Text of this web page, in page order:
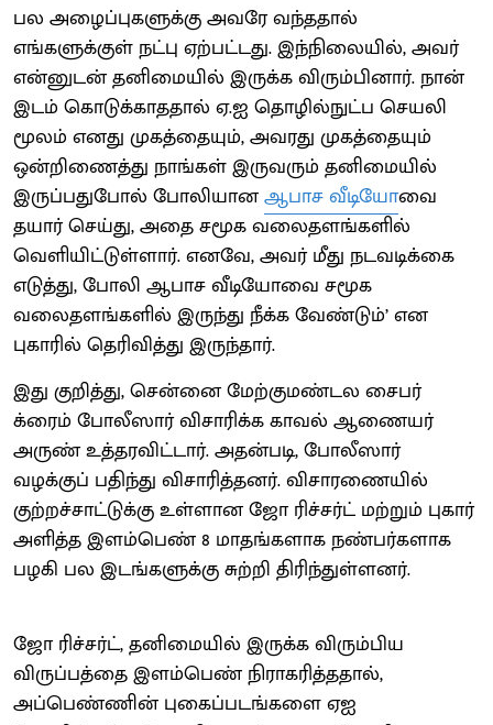
பல அழைப்புகளுக்கு அவரே வந்ததால்
எங்களுக்குள் நட்பு ஏற்பட்டது. இந்நிலையில், அவர்
என்னுடன் தனிமையில் இருக்க விரும்பினார். நான்
இடம் கொடுக்காததால் ஏ.ஐ தொழில்நுட்ப செயலி
மூலம் எனது முகத்தையும், அவரது முகத்தையும்
ஒன்றிணைத்து நாங்கள் இருவரும் தனிமையில்
இருப்பதுபோல் போலியானஆபாச வீடியோவை
தயார் செய்து, அதை சமூக வலைதளங்களில்
வெளியிட்டுள்ளார். எனவே, அவர் மீது நடவடிக்கை
எடுத்து, போலி ஆபாச வீடியோவை சமூக
வலைதளங்களில் இருந்து நீக்க வேண்டும்’ என
புகாரில் தெரிவித்து இருந்தார்.
இது குறித்து, சென்னை மேற்குமண்டல சைபர்
க்ரைம் போலீஸார் விசாரிக்க காவல் ஆணையர்
அருண் உத்தரவிட்டார். அதன்படி, போலீஸார்
வழக்குப் பதிந்து விசாரித்தனர். விசாரணையில்
குற்றச்சாட்டுக்கு உள்ளான ஜோ ரிச்சர்ட் மற்றும் புகார்
அளித்த இளம்பெண் 8 மாதங்களாக நண்பர்களாக
பழகி பல இடங்களுக்கு சுற்றி திரிந்துள்ளனர்.
ஜோ ரிச்சர்ட், தனிமையில் இருக்க விரும்பிய
விருப்பத்தை இளம்பெண் நிராகரித்ததால்,
அப்பெண்ணின் புகைப்படங்களை ஏஐ